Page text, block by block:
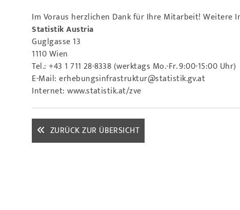
Im Voraus herzlichen Dank für Ihre Mitarbeit! Weitere
Statistik Austria
Guglgasse 13
1110 Wien
Tel.: +43 1 711 28-8338 (werktags Mo.-Fr. 9:00-15:00 Uhr)
E-Mail: erhebungsinfrastruktur@statistik.gv.at
Internet: www.statistik.at/zve
ZURÜCK ZUR ÜBERSICHT